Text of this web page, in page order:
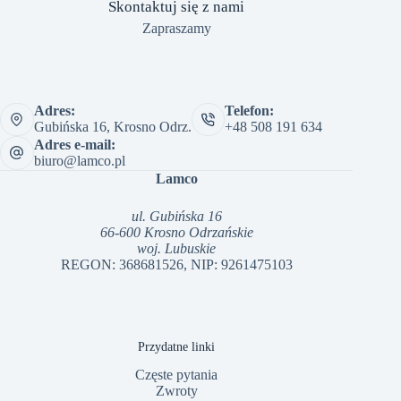
Skontaktuj się z nami
Zapraszamy
Adres:
Gubińska 16, Krosno Odrz.
Telefon:
+48 508 191 634
Adres e-mail:
biuro@lamco.pl
Lamco
ul. Gubińska 16
66-600 Krosno Odrzańskie
woj. Lubuskie
REGON: 368681526, NIP: 9261475103
Przydatne linki
Częste pytania
Zwroty